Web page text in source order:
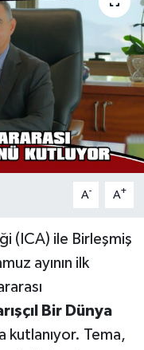
A- A+
(ICA) ile Birleşmiş
ayının ilk
Bir Dünya
kutlanıyor. Tema,